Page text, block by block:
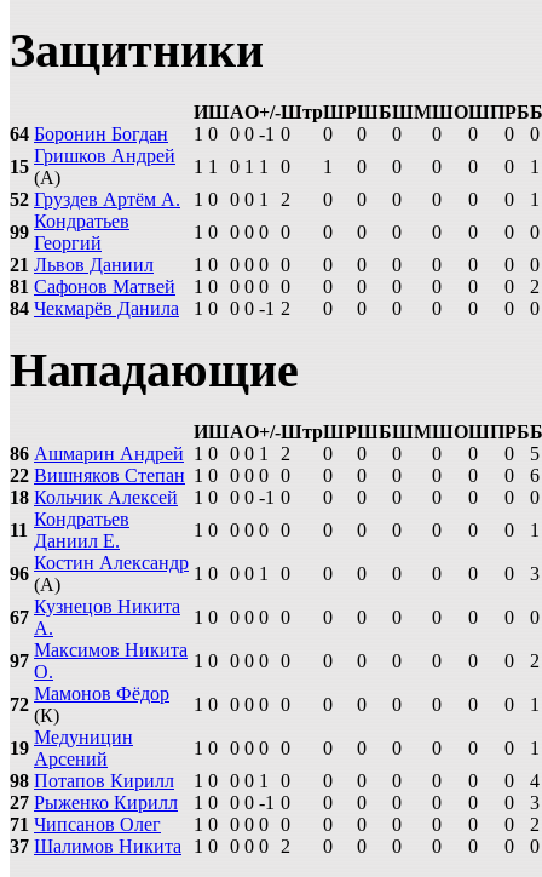
Защитники
ИШАО+/-ШтрШРШБШМШОШПРБ
64 Боронин Богдан 1 0 0 0 -1 0 0 0 0 0 0 0
0
15
Гришков Андрей
(А)
1 1 0 1 1 0 1 0 0 0 0 0
1
52 Груздев Артём А. 1 0 0 0 1 2 0 0 0 0 0 0
1
99
Кондратьев
Георгий
1 0 0 0 0 0 0 0 0 0 0 0
0
21 Львов Даниил 1 0 0 0 0 0 0 0 0 0 0 0
0
81 Сафонов Матвей 1 0 0 0 0 0 0 0 0 0 0 0
2
84 Чекмарёв Данила 1 0 0 0 -1 2 0 0 0 0 0 0 0
Нападающие
ИШАО+/-ШтрШРШБШМШОШПРБ
86 Ашмарин Андрей 1 0 0 0 1 2 0 0 0 0 0 0
5
22 Вишняков Степан 1 0 0 0 0 0 0 0 0 0 0 0
6
18 Кольчик Алексей 1 0 0 0 -1 0 0 0 0 0 0 0
0
11
Кондратьев
Даниил Е.
1 0 0 0 0 0 0 0 0 0 0 0 1
96
Костин Александр
(А)
1 0 0 0 1 0 0 0 0 0 0 0 3
67
Кузнецов Никита
А.
1 0 0 0 0 0 0 0 0 0 0 0 0
97
Максимов Никита
О.
1 0 0 0 0 0 0 0 0 0 0 0 2
72
Мамонов Фёдор
(К)
1 0 0 0 0 0 0 0 0 0 0 0 1
19
Медуницин
Арсений
1 0 0 0 0 0 0 0 0 0 0 0
1
98 Потапов Кирилл 1 0 0 0 1 0 0 0 0 0 0 0
4
27 Рыженко Кирилл 1 0 0 0 -1 0 0 0 0 0 0 0
3
71 Чипсанов Олег 1 0 0 0 0 0 0 0 0 0 0 0
2
37 Шалимов Никита 1 0 0 0 0 2 0 0 0 0 0 0 0